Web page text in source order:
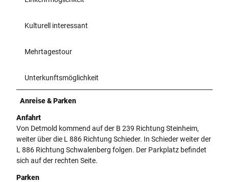
Kulturell interessant
Mehrtagestour
Unterkunftsmöglichkeit
Anreise & Parken
Anfahrt
Von Detmold kommend auf der B 239 Richtung Steinheim,
weiter über die L 886 Richtung Schieder. In Schieder weiter der
L 886 Richtung Schwalenberg folgen. Der Parkplatz befindet
sich auf der rechten Seite.
Parken